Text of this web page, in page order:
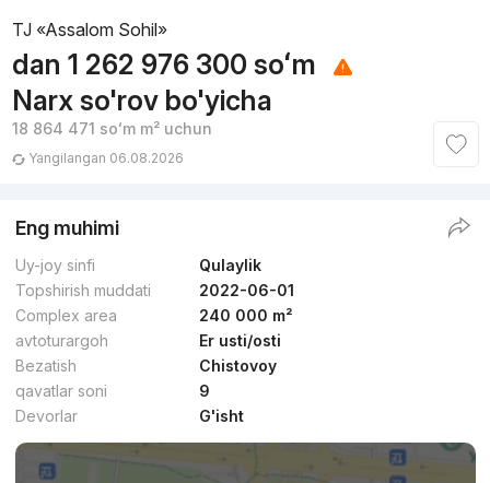
TJ «Assalom Sohil»
dan 1 262 976 300 soʻm
Narx so'rov bo'yicha
18 864 471 soʻmm² uchun
Yangilangan 06.08.2026
Eng muhimi
Uy-joy sinfi
Qulaylik
Topshirish muddati
2022-06-01
Complex area
240 000 m²
avtoturargoh
Er usti/osti
Bezatish
Chistovoy
qavatlar soni
9
Devorlar
G'isht